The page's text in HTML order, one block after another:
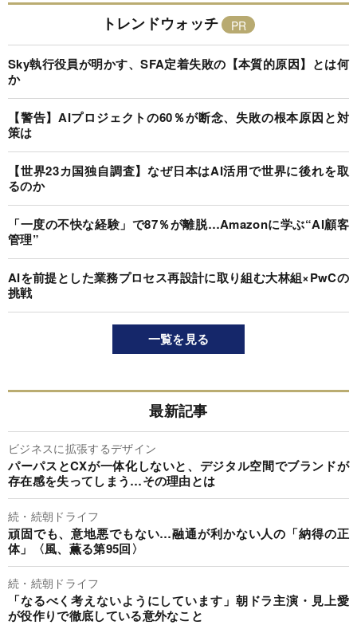
トレンドウォッチ
Sky執行役員が明かす、SFA定着失敗の【本質的原因】とは何
か
【警告】AIプロジェクトの60％が断念、失敗の根本原因と対
策は
【世界23カ国独自調査】なぜ日本はAI活用で世界に後れを取
るのか
「一度の不快な経験」で87％が離脱…Amazonに学ぶ“AI顧客
管理”
AIを前提とした業務プロセス再設計に取り組む大林組×PwCの
挑戦
一覧を見る
最新記事
ビジネスに拡張するデザイン
パーパスとCXが一体化しないと、デジタル空間でブランドが
存在感を失ってしまう…その理由とは
続・続朝ドライフ
頑固でも、意地悪でもない…融通が利かない人の「納得の正
体」〈風、薫る第95回〉
続・続朝ドライフ
「なるべく考えないようにしています」朝ドラ主演・見上愛
が役作りで徹底している意外なこと